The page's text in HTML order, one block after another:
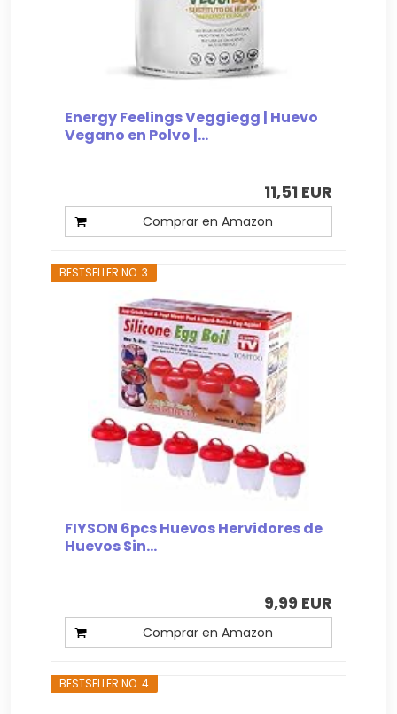
Energy Feelings Veggiegg | Huevo
Vegano en Polvo |...
11,51 EUR
Comprar en Amazon
BESTSELLER NO. 3
FIYSON 6pcs Huevos Hervidores de
Huevos Sin...
9,99 EUR
Comprar en Amazon
BESTSELLER NO. 4